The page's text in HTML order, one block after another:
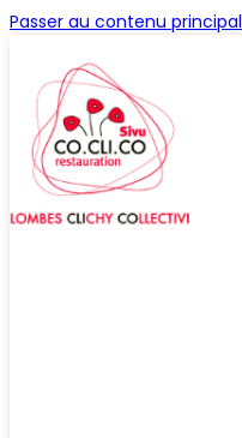
Passer au contenu principal